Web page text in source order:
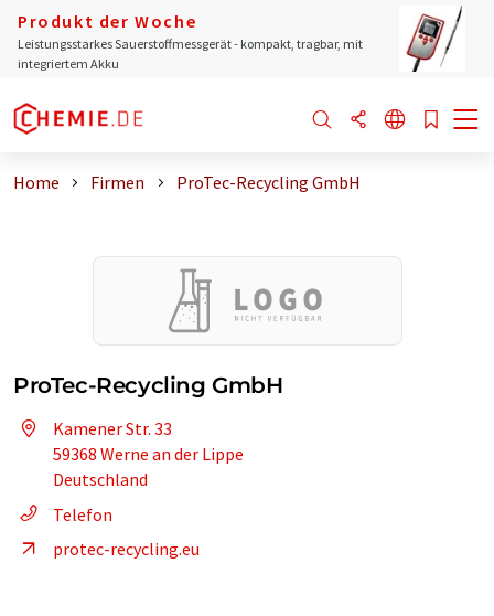
Produkt der Woche
Leistungsstarkes Sauerstoffmessgerät - kompakt, tragbar, mit
integriertem Akku
Home Firmen ProTec-Recycling GmbH
ProTec-Recycling GmbH
Kamener Str. 33
59368 Werne an der Lippe
Deutschland
Telefon
protec-recycling.eu